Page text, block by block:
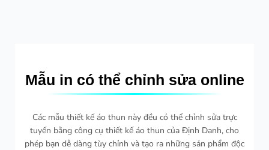
Mẫu in có thể chỉnh sửa online
Các mẫu thiết kế áo thun này đều có thể chỉnh sửa trực
tuyến bằng công cụ thiết kế áo thun của Định Danh, cho
phép bạn dễ dàng tùy chỉnh và tạo ra những sản phẩm độc